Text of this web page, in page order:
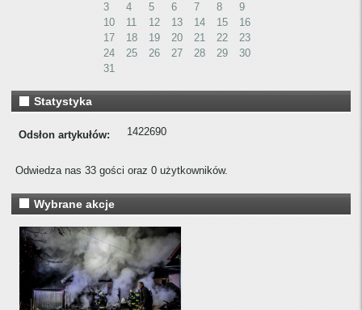
3
4 5 6 7 8
9
10
11 12 13 14 15
16
17
18 19 20 21 22
23
24
25 26 27 28 29
30
31
Statystyka
Odsłon artykułów: 1422690
Odwiedza nas 33 gości oraz 0 użytkowników.
Wybrane akcje